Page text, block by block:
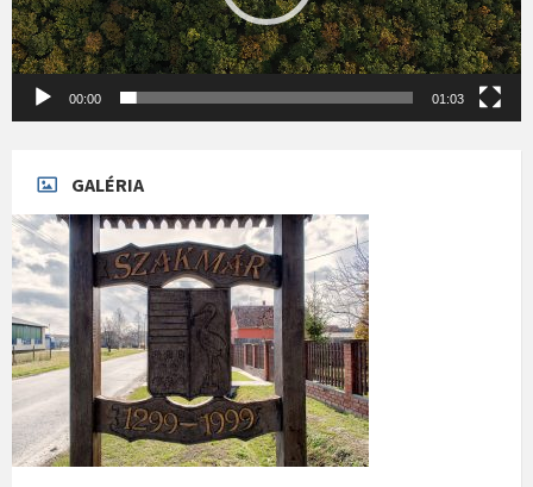
00:00 01:03
GALÉRIA